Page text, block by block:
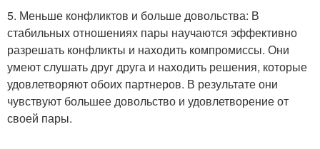
5. Меньше конфликтов и больше довольства: В
стабильных отношениях пары научаются эффективно
разрешать конфликты и находить компромиссы. Они
умеют слушать друг друга и находить решения, которые
удовлетворяют обоих партнеров. В результате они
чувствуют большее довольство и удовлетворение от
своей пары.